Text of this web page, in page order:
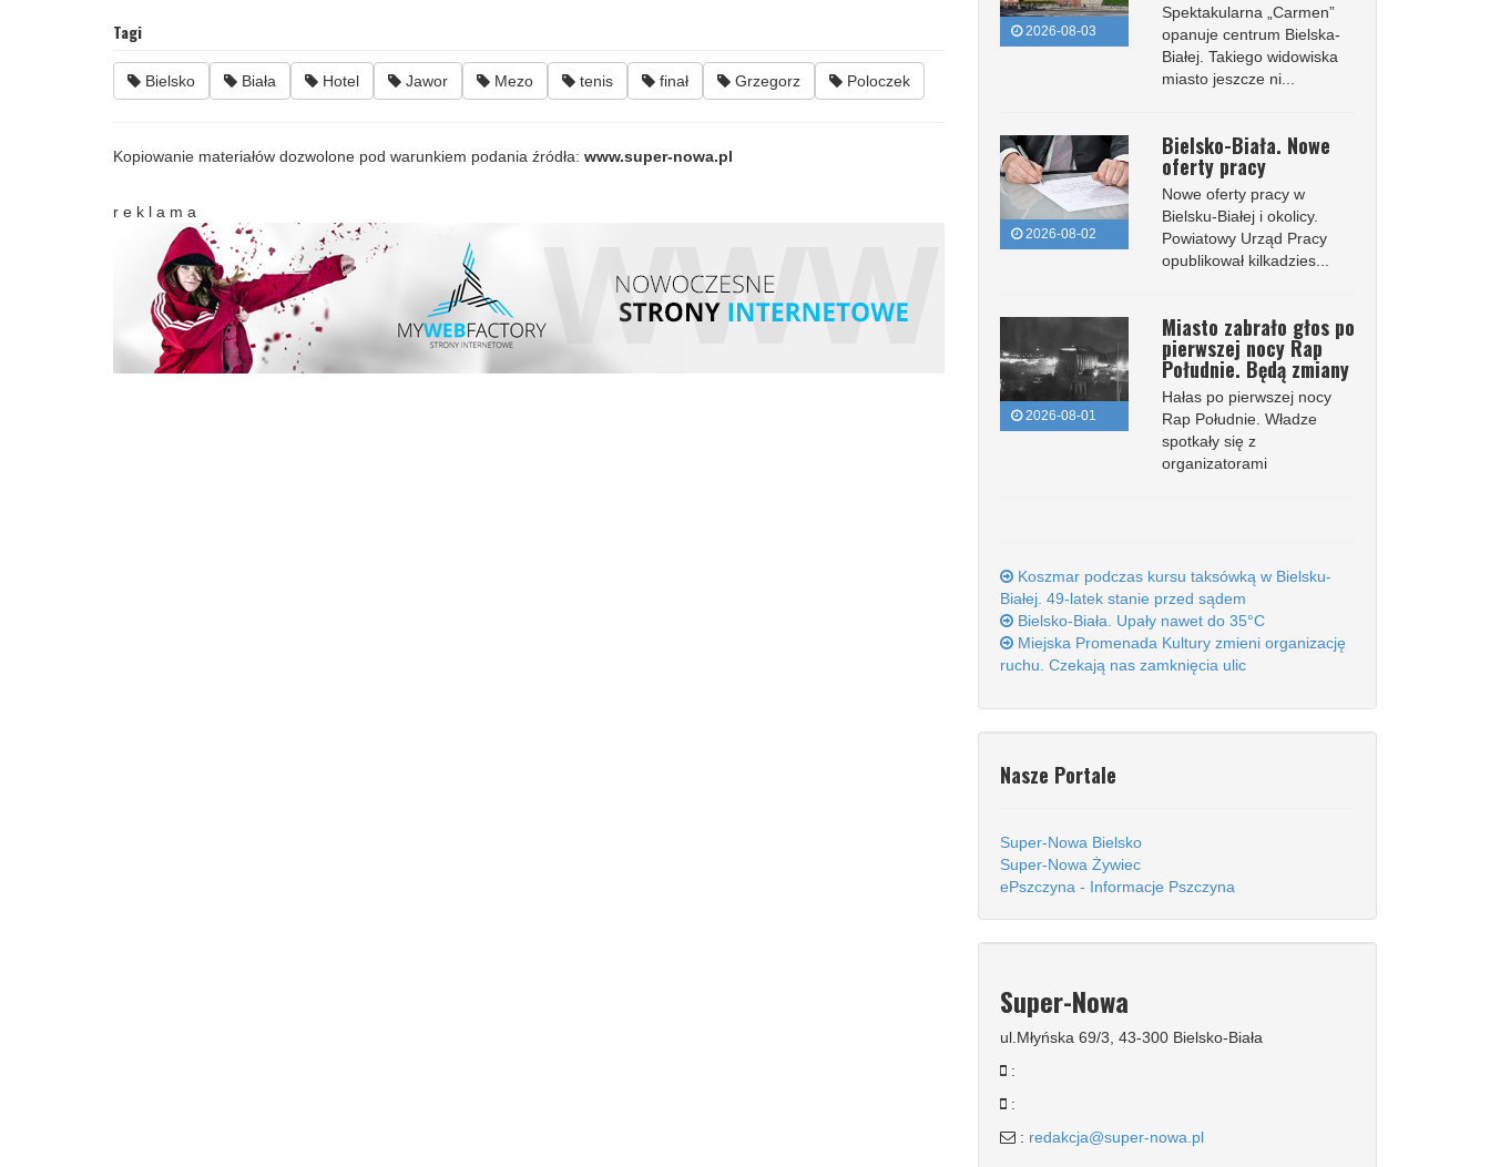
Tagi
Bielsko Biała Hotel Jawor Mezo tenis finał Grzegorz Poloczek
Kopiowanie materiałów dozwolone pod warunkiem podania źródła: www.super-nowa.pl
r e k l a m a
2026-08-03
Spektakularna „Carmen”
opanuje centrum Bielska-
Białej. Takiego widowiska
miasto jeszcze ni...
2026-08-02
Bielsko-Biała. Nowe
oferty pracy
Nowe oferty pracy w
Bielsku-Białej i okolicy.
Powiatowy Urząd Pracy
opublikował kilkadzies...
2026-08-01
Miasto zabrało głos po
pierwszej nocy Rap
Południe. Będą zmiany
Hałas po pierwszej nocy
Rap Południe. Władze
spotkały się z
organizatorami
Koszmar podczas kursu taksówką w Bielsku-
Białej. 49-latek stanie przed sądem
Bielsko-Biała. Upały nawet do 35°C
Miejska Promenada Kultury zmieni organizację
ruchu. Czekają nas zamknięcia ulic
Nasze Portale
Super-Nowa Bielsko
Super-Nowa Żywiec
ePszczyna - Informacje Pszczyna
Super-Nowa
ul.Młyńska 69/3, 43-300 Bielsko-Biała
:
:
: redakcja@super-nowa.pl